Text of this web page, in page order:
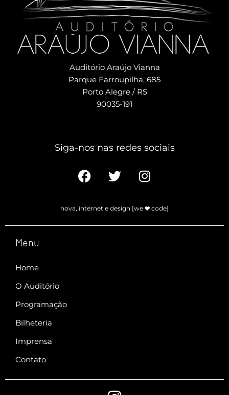
Auditório Araújo Vianna
Parque Farroupilha, 685
Porto Alegre / RS
90035-191
Siga-nos nas redes sociais​
nova, internet e design [we code]
Menu
Home
O Auditório
Programação
Bilheteria
Imprensa
Contato